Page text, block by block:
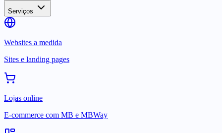
Serviços
Websites a medida
Sites e landing pages
Lojas online
E-commerce com MB e MBWay